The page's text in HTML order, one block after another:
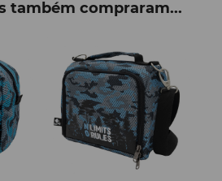
também compraram...